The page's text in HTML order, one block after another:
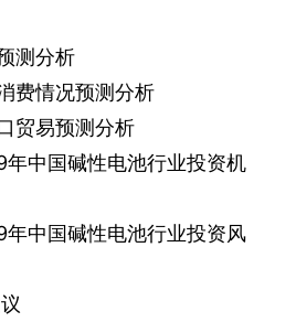
测分析
费情况预测分析
贸易预测分析
年中国碱性电池行业投资机
年中国碱性电池行业投资风